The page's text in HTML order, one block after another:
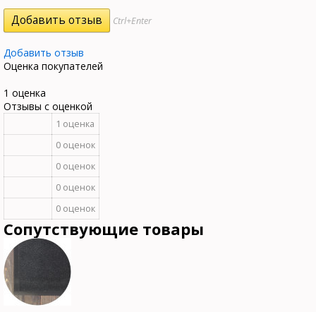
Ctrl+Enter
Добавить отзыв
Оценка покупателей
1 оценка
Отзывы с оценкой
1 оценка
0 оценок
0 оценок
0 оценок
0 оценок
Сопутствующие товары